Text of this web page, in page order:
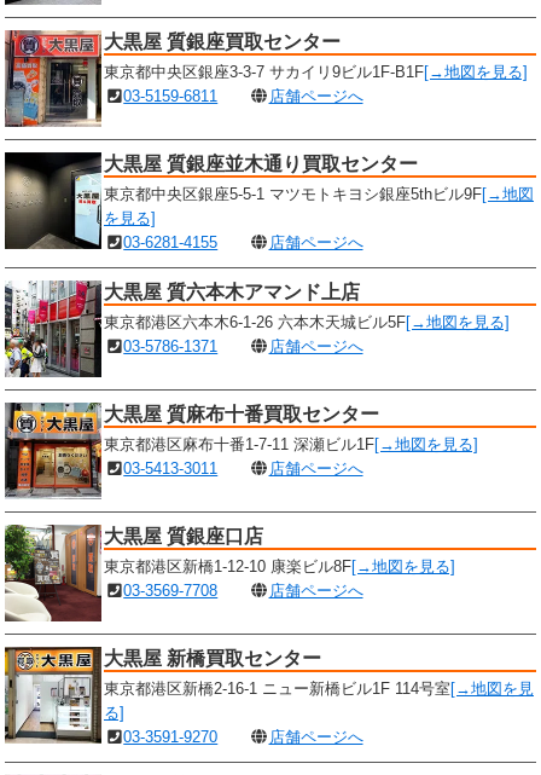
大黒屋 質銀座買取センター
東京都中央区銀座3-3-7 サカイリ9ビル1F-B1F[→地図を見る]
03-5159-6811
店舗ページへ
大黒屋 質銀座並木通り買取センター
東京都中央区銀座5-5-1 マツモトキヨシ銀座5thビル9F[→地図
を見る]
03-6281-4155
店舗ページへ
大黒屋 質六本木アマンド上店
東京都港区六本木6-1-26 六本木天城ビル5F[→地図を見る]
03-5786-1371
店舗ページへ
大黒屋 質麻布十番買取センター
東京都港区麻布十番1-7-11 深瀬ビル1F[→地図を見る]
03-5413-3011
店舗ページへ
大黒屋 質銀座口店
東京都港区新橋1-12-10 康楽ビル8F[→地図を見る]
03-3569-7708
店舗ページへ
大黒屋 新橋買取センター
東京都港区新橋2-16-1 ニュー新橋ビル1F 114号室 [→地図を見
る]
03-3591-9270
店舗ページへ